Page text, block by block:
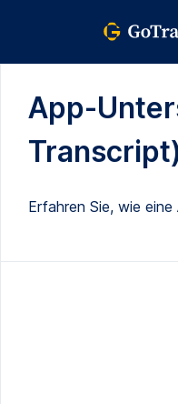
App-
Erfahren Sie, wie